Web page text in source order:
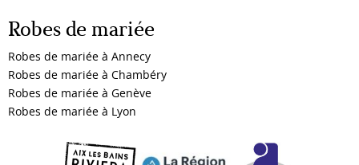
Robes de mariée
Robes de mariée à Annecy
Robes de mariée à Chambéry
Robes de mariée à Genève
Robes de mariée à Lyon